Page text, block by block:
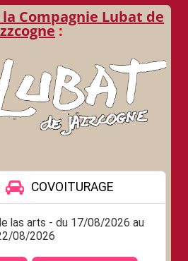
Compagnie Lubat de
: